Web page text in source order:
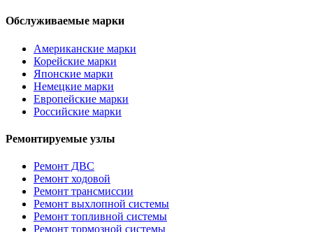
Обслуживаемые марки
Американские марки
Корейские марки
Японские марки
Немецкие марки
Европейские марки
Российские марки
Ремонтируемые узлы
Ремонт ДВС
Ремонт ходовой
Ремонт трансмиссии
Ремонт выхлопной системы
Ремонт топливной системы
Ремонт тормозной системы